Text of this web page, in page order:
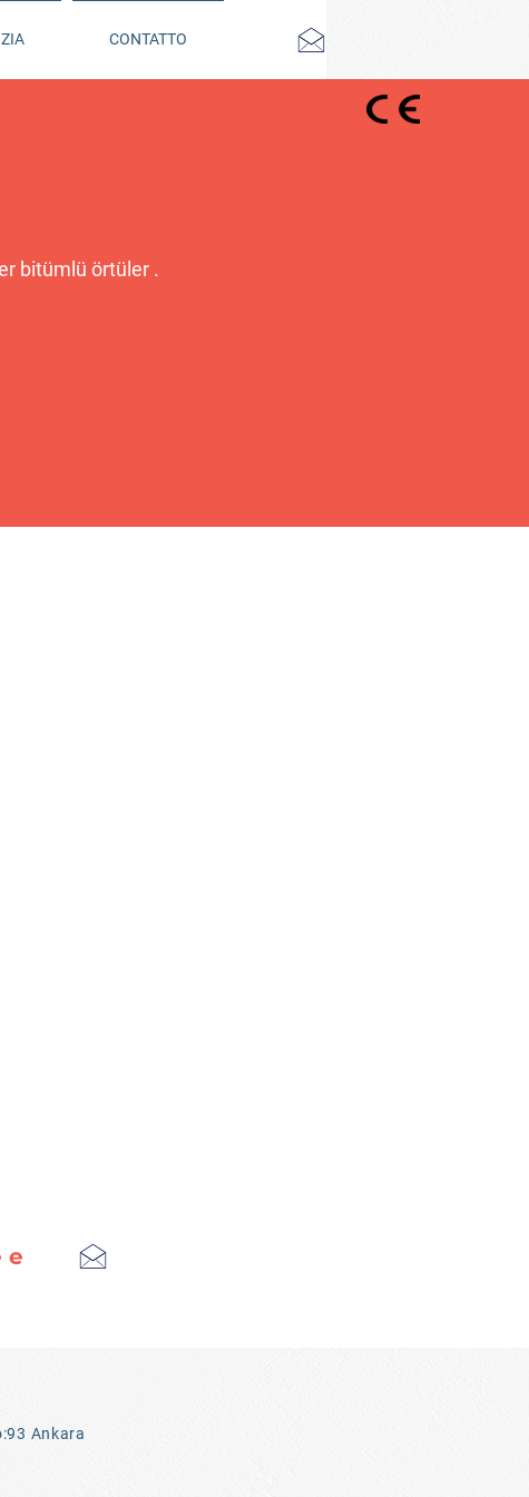
CONTATTO
bitümlü örtüler .
e
Ankara